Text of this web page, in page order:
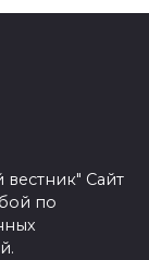
Сайт
по